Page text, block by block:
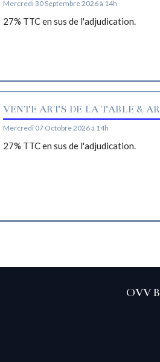
Mercredi 30 Septembre 2026 à 14h
27% TTC en sus de l'adjudication.
VENTE ARTS DE LA TABLE &
Mercredi 07 Octobre 2026 à 14h
27% TTC en sus de l'adjudication.
OVV